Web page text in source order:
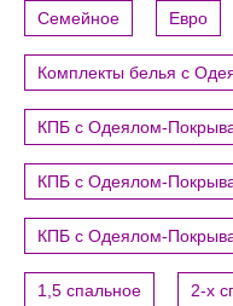
Семейное Евро
Комплекты белья с
КПБ с Одеялом-
КПБ с Одеялом-
КПБ с Одеялом-
1,5 спальное 2-х